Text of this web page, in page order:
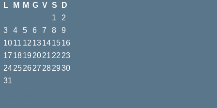
L M M G V S
D
1
2
3
4 5 6 7 8
9
1011 12 13141516
17 1819 2021 22 23
24252627 282930
31